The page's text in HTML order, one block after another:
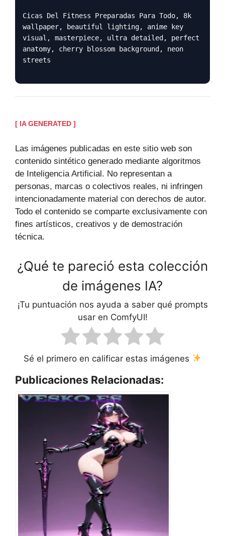
Cicas Del Fitness Preparadas Para Todo, 8k
wallpaper, beautiful lighting, anime key
visual, masterpiece, ultra detailed, perfect
anatomy, cherry blossom background, neon
streets
[ IA GENERATED ]
Las imágenes publicadas en este sitio web son
contenido sintético generado mediante algoritmos
de Inteligencia Artificial. No representan a
personas, marcas o colectivos reales, ni infringen
intencionadamente material con derechos de autor.
Todo el contenido se comparte exclusivamente con
fines artísticos, creativos y de demostración
técnica.
¿Qué te pareció esta colección
de imágenes IA?
¡Tu puntuación nos ayuda a saber qué prompts
usar en ComfyUI!
Sé el primero en calificar estas imágenes
Publicaciones Relacionadas: